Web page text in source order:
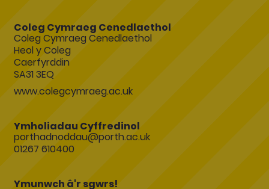
Coleg Cymraeg Cenedlaethol
Coleg Cymraeg Cenedlaethol
Heol y Coleg
Caerfyrddin
SA31 3EQ
www.colegcymraeg.ac.uk
Ymholiadau Cyffredinol
porthadnoddau@porth.ac.uk
01267 610400
Ymunwch â'r sgwrs!